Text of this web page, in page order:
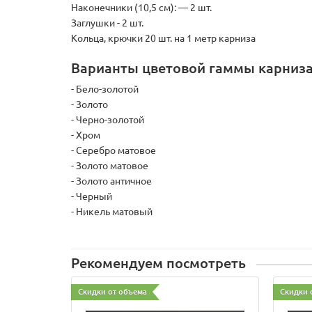
Наконечники (10,5 см):— 2 шт.
Заглушки - 2 шт.
Кольца, крючки 20 шт. на 1 метр карниза
Варианты цветовой гаммы
- Бело-золотой
- Золото
- Черно-золотой
- Хром
- Серебро матовое
- Золото матовое
- Золото античное
- Черный
- Никель матовый
Рекомендуем посмотреть
Скидки от объема Скидки